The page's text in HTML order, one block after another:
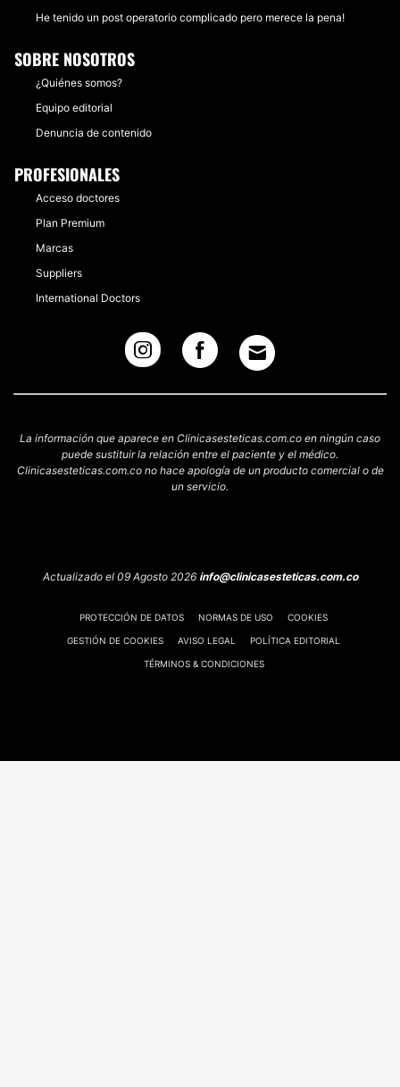
He tenido un post operatorio complicado pero merece la pena!
SOBRE NOSOTROS
¿Quiénes somos?
Equipo editorial
Denuncia de contenido
PROFESIONALES
Acceso doctores
Plan Premium
Marcas
Suppliers
International Doctors
La información que aparece en Clinicasesteticas.com.co en ningún caso
puede sustituir la relación entre el paciente y el médico.
Clinicasesteticas.com.co no hace apología de un producto comercial o de
un servicio.
Actualizado el 09 Agosto 2026 info@clinicasesteticas.com.co
PROTECCIÓN DE DATOS NORMAS DE USO COOKIES
GESTIÓN DE COOKIES AVISO LEGAL POLÍTICA EDITORIAL
TÉRMINOS & CONDICIONES